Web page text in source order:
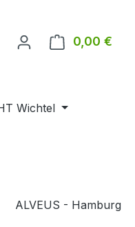
0,00 €
Wichtel
ALVEUS - Hamburg